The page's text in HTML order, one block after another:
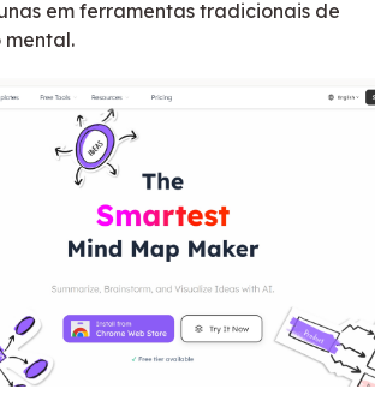
em ferramentas tradicionais de